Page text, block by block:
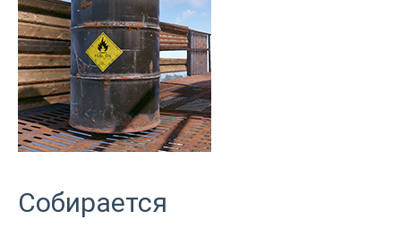
Собирается